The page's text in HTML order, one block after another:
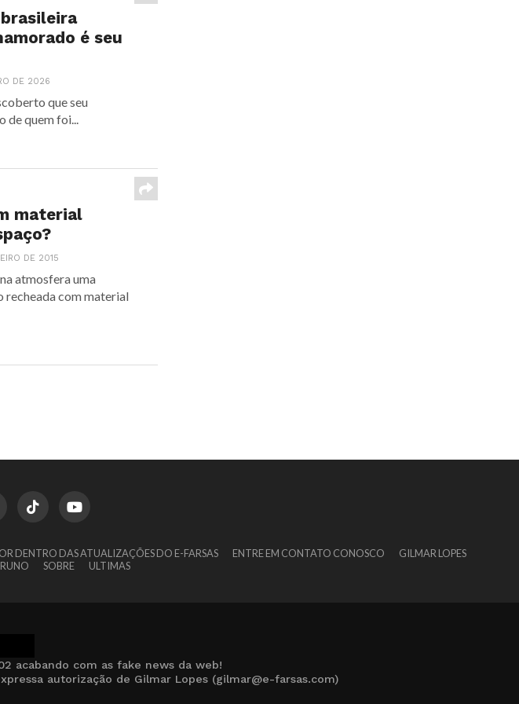
é seu
DE 2026
que seu
de quem foi...
material
DE 2015
atmosfera uma
recheada com material
DENTRO DAS ATUALIZAÇÕES DO E-FARSAS ENTRE EM CONTATO CONOSCO
GILMAR LOPES
SOBRE ULTIMAS
acabando com as fake news da web!
autorização de Gilmar Lopes (gilmar@e-farsas.com)